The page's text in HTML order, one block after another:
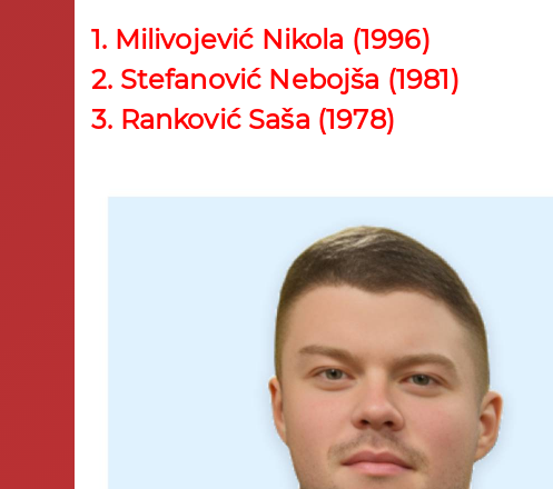
1. Milivojević Nikola (1996)
2. Stefanović Nebojša (1981)
3. Ranković Saša (1978)